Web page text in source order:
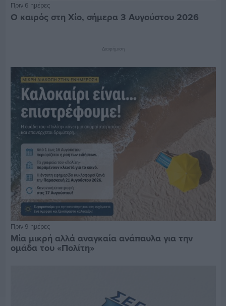
Πριν 6 ημέρες
Ο καιρός στη Χίο, σήμερα 3 Αυγούστου 2026
Διαφήμιση
Πριν 9 ημέρες
Μία μικρή αλλά αναγκαία ανάπαυλα για την
ομάδα του «Πολίτη»